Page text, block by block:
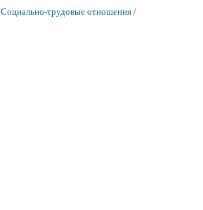
Социально-трудовые отношения /